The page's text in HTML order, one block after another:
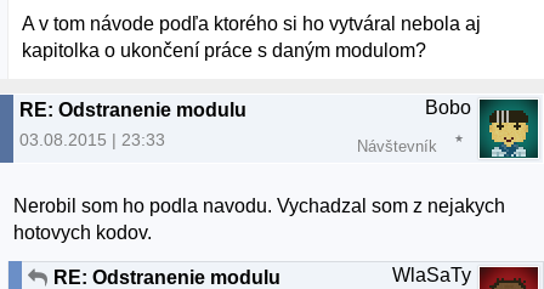
A v tom návode podľa ktorého si ho vytváral nebola aj
kapitolka o ukončení práce s daným modulom?
RE: Odstranenie modulu
03.08.2015 | 23:33
Bobo
Návštevník
Nerobil som ho podla navodu. Vychadzal som z nejakych
hotovych kodov.
RE: Odstranenie modulu WlaSaTy